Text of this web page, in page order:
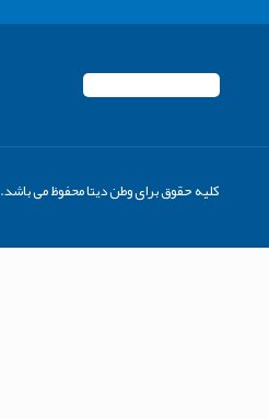
کلیه حقوق برای وطن دیتا محفوظ می باشد.